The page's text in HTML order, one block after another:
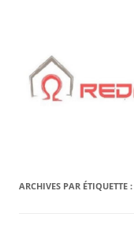
ARCHIVES PAR ÉTIQUETTE :